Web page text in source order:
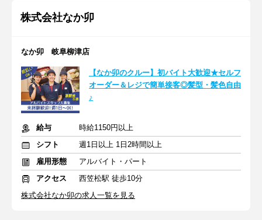
株式会社なか卯
なか卯 岐阜柳津店
【なか卯のクルー】初バイト大歓迎★セルフ
オーダー＆レジで簡単接客◎髪型・髪色自由
♪
給与
時給1150円以上
シフト
週1日以上 1日2時間以上
雇用形態
アルバイト・パート
アクセス
西笠松駅 徒歩10分
株式会社なか卯の求人一覧を見る